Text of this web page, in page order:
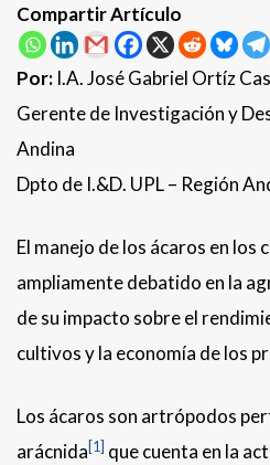
Compartir Artículo
Por: I.A. José Gabriel Ortíz
Gerente de Investigación y
Andina
Dpto de I.&D. UPL – Región
El manejo de los ácaros en los
ampliamente debatido en la
de su impacto sobre el
cultivos y la economía de los
Los ácaros son artrópodos
arácnida[1] que cuenta en la